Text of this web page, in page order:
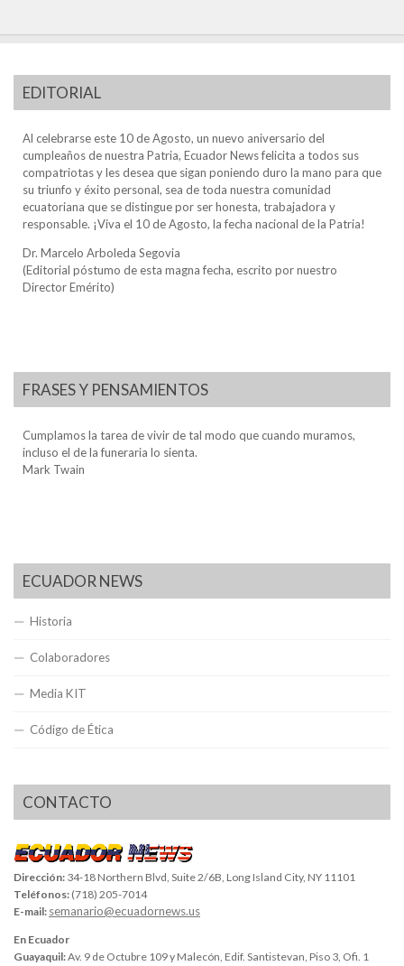
EDITORIAL
Al celebrarse este 10 de Agosto, un nuevo aniversario del
cumpleaños de nuestra Patria, Ecuador News felicita a todos sus
compatriotas y les desea que sigan poniendo duro la mano para que
su triunfo y éxito personal, sea de toda nuestra comunidad
ecuatoriana que se distingue por ser honesta, trabajadora y
responsable. ¡Viva el 10 de Agosto, la fecha nacional de la Patria!
Dr. Marcelo Arboleda Segovia
(Editorial póstumo de esta magna fecha, escrito por nuestro
Director Emérito)
FRASES Y PENSAMIENTOS
Cumplamos la tarea de vivir de tal modo que cuando muramos,
incluso el de la funeraria lo sienta.
Mark Twain
ECUADOR NEWS
Historia
Colaboradores
Media KIT
Código de Ética
CONTACTO
Dirección: 34-18 Northern Blvd, Suite 2/6B, Long Island City, NY 11101
Teléfonos: (718) 205-7014
E-mail: semanario@ecuadornews.us
En Ecuador
Guayaquil:Av. 9 de Octubre 109 y Malecón, Edif. Santistevan, Piso 3, Ofi. 1